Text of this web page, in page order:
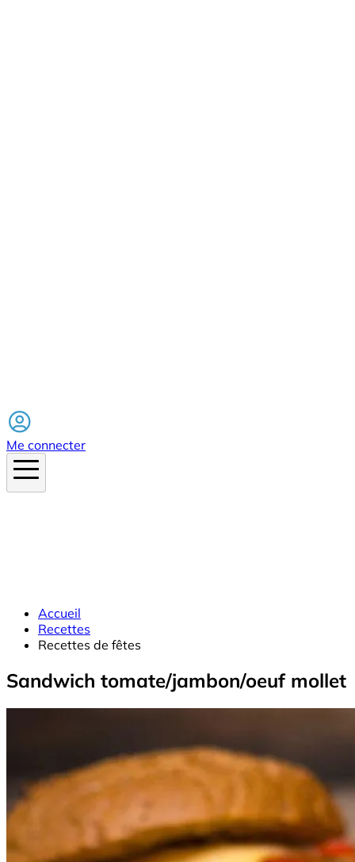
Me connecter
Accueil
Recettes
Recettes de fêtes
Sandwich tomate/jambon/oeuf mollet